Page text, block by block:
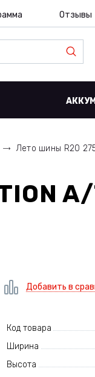
Отзывы
Лето шины R20
Добавить в
Код товара
Ширина
Высота